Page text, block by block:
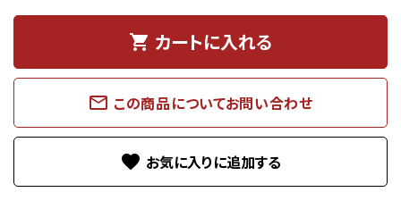
shopping_cart カートに入れる
mail_outline この商品についてお問い合わせ
favorite